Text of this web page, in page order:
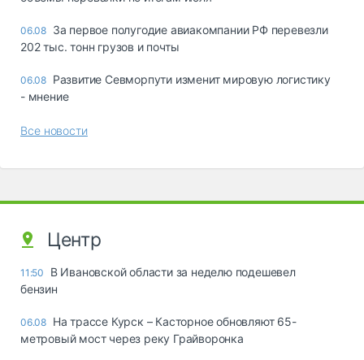
06.08 За первое полугодие авиакомпании РФ перевезли
202 тыс. тонн грузов и почты
06.08 Развитие Севморпути изменит мировую логистику
- мнение
Все новости
Центр
11:50
В Ивановской области за неделю подешевел
бензин
06.08 На трассе Курск – Касторное обновляют 65-
метровый мост через реку Грайворонка